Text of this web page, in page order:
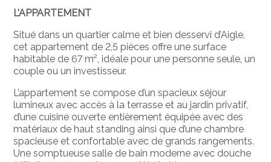
L’APPARTEMENT
Situé dans un quartier calme et bien desservi d’Aigle,
cet appartement de 2,5 pièces offre une surface
habitable de 67 m², idéale pour une personne seule, un
couple ou un investisseur.
L’appartement se compose d’un spacieux séjour
lumineux avec accès à la terrasse et au jardin privatif,
d’une cuisine ouverte entièrement équipée avec des
matériaux de haut standing ainsi que d’une chambre
spacieuse et confortable avec de grands rangements.
Une somptueuse salle de bain moderne avec douche